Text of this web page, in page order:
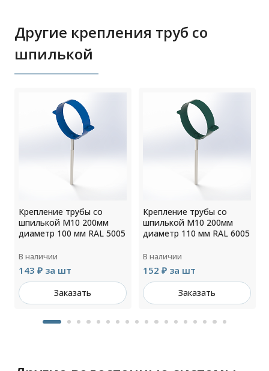
Другие крепления труб со
шпилькой
Крепление трубы со
шпилькой М10 200мм
диаметр 100 мм RAL 5005
В наличии
143 ₽ за шт
Заказать
Крепление трубы со
шпилькой М10 200мм
диаметр 110 мм RAL 6005
В наличии
152 ₽ за шт
Заказать